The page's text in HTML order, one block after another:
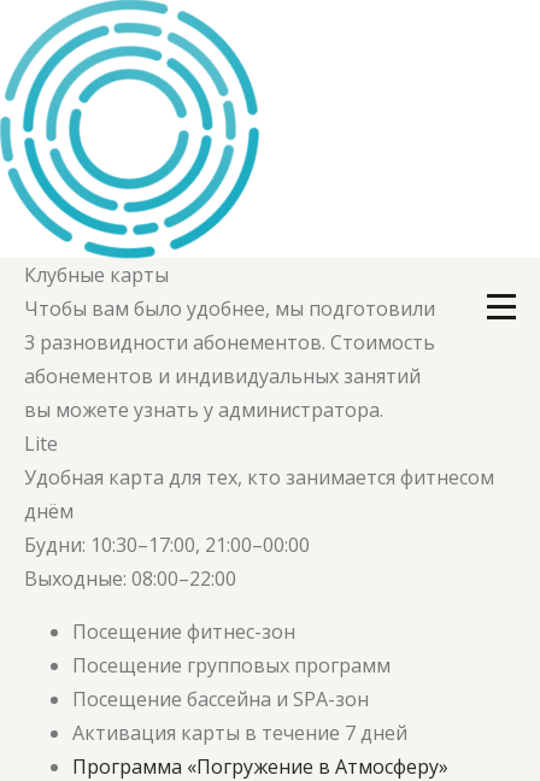
Клубные карты
Чтобы вам было удобнее, мы подготовили
3 разновидности абонементов. Стоимость
абонементов и индивидуальных занятий
вы можете узнать у администратора.
Lite
Удобная карта для тех, кто занимается фитнесом
днём
Будни: 10:30–17:00, 21:00–00:00
Выходные: 08:00–22:00
Посещение фитнес-зон
Посещение групповых программ
Посещение бассейна и SPA-зон
Активация карты в течение 7 дней
Программа «Погружение в Атмосферу»